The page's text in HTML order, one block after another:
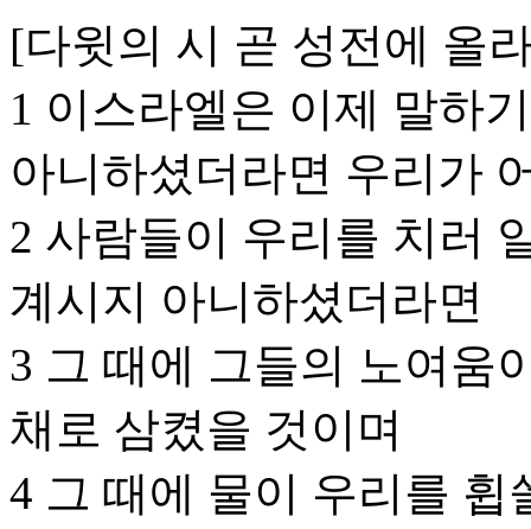
[다윗의 시 곧 성전에 올
1 이스라엘은 이제 말하
아니하셨더라면 우리가
2 사람들이 우리를 치러
계시지 아니하셨더라면
3 그 때에 그들의 노여움
채로 삼켰을 것이며
4 그 때에 물이 우리를